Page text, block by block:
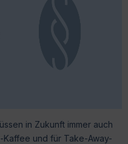
in Zukunft immer auch
und für Take-Away-